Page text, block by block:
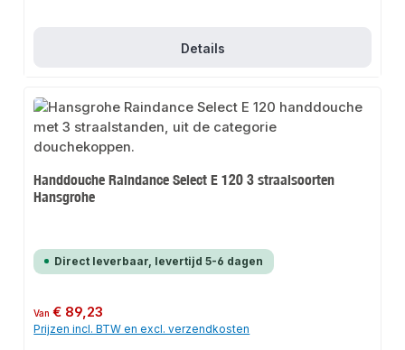
Details
Handdouche Raindance Select E 120 3 straalsoorten
Hansgrohe
Direct leverbaar, levertijd 5-6 dagen
Normale prijs:
Van€ 89,23
Prijzen incl. BTW en excl. verzendkosten